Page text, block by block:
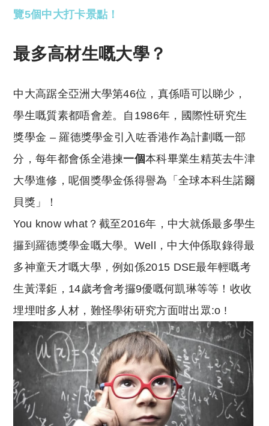
覽5個中大打卡景點！
最多高材生嘅大學？
中大高踞全亞洲大學第46位，真係唔可以睇少，
學生嘅質素都唔會差。自1986年，國際性研究生
獎學金 – 羅德獎學金引入咗香港作為計劃嘅一部
分，每年都會係全港揀一個本科畢業生精英去牛津
大學進修，呢個獎學金係得譽為「全球本科生諾爾
貝獎」！
You know what？截至2016年，中大就係最多學生
攞到羅德獎學金嘅大學。Well，中大仲係取錄得最
多神童天才嘅大學，例如係2015 DSE最年輕嘅考
生黃澤鉅，14歲考會考攞9優嘅何凱琳等等！收收
埋埋咁多人材，難怪學術研究方面咁出眾:o !